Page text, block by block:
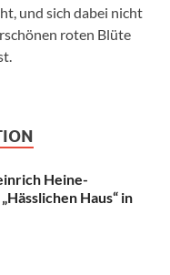
und sich dabei nicht
roten Blüte
Heine-
Haus“ in